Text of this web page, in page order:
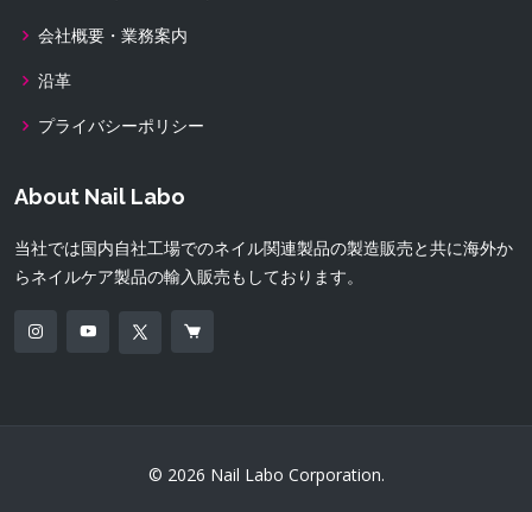
会社概要・業務案内
沿革
プライバシーポリシー
About Nail Labo
当社では国内自社工場でのネイル関連製品の製造販売と共に海外か
らネイルケア製品の輸入販売もしております。
© 2026 Nail Labo Corporation.